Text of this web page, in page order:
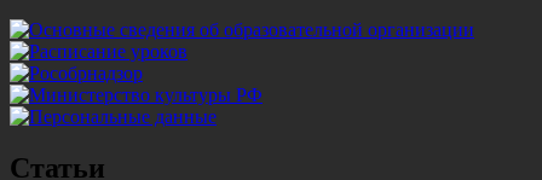
Статьи